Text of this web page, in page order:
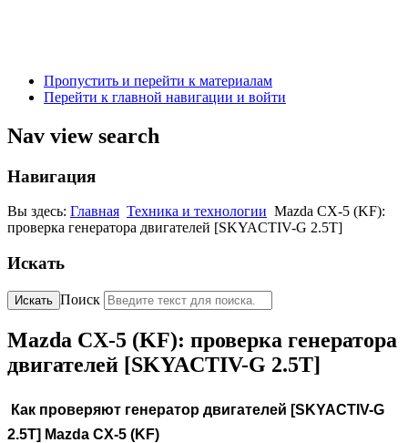
Пропустить и перейти к материалам
Перейти к главной навигации и войти
Nav view search
Навигация
Вы здесь: Главная Техника и технологии Mazda CX-5 (KF):
проверка генератора двигателей [SKYACTIV-G 2.5T]
Искать
Искать Поиск
Mazda CX-5 (KF): проверка генератора
двигателей [SKYACTIV-G 2.5T]
Как проверяют генератор двигателей [SKYACTIV-G
2.5T] Mazda CX-5 (KF)